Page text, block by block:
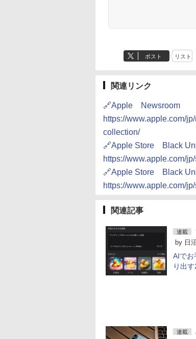
ポスト リスト
関連リンク
🔗Apple Newsroom
https://www.apple.com/
collection/
🔗Apple Store Black
https://www.apple.com/
🔗Apple Store Black
https://www.apple.com/
関連記事
連載
by 日
AIでお
り出
連載